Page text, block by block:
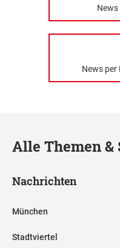
News
Alle Themen &
Nachrichten
München
Stadtviertel